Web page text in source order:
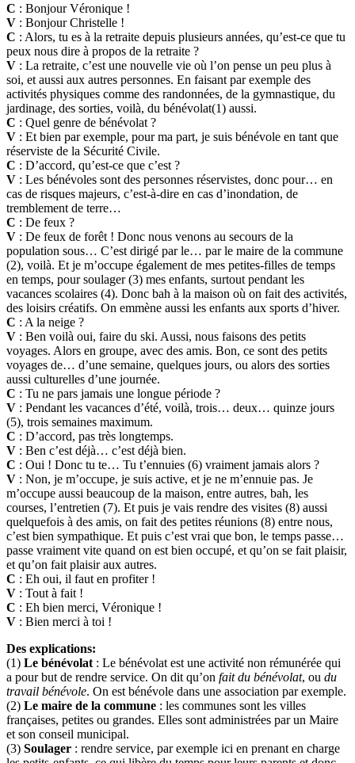
C : Bonjour Véronique !
V : Bonjour Christelle !
C : Alors, tu es à la retraite depuis plusieurs années, qu’est-ce que tu
peux nous dire à propos de la retraite ?
V : La retraite, c’est une nouvelle vie où l’on pense un peu plus à
soi, et aussi aux autres personnes. En faisant par exemple des
activités physiques comme des randonnées, de la gymnastique, du
jardinage, des sorties, voilà, du bénévolat(1) aussi.
C : Quel genre de bénévolat ?
V : Et bien par exemple, pour ma part, je suis bénévole en tant que
réserviste de la Sécurité Civile.
C : D’accord, qu’est-ce que c’est ?
V : Les bénévoles sont des personnes réservistes, donc pour… en
cas de risques majeurs, c’est-à-dire en cas d’inondation, de
tremblement de terre…
C : De feux ?
V : De feux de forêt ! Donc nous venons au secours de la
population sous… C’est dirigé par le… par le maire de la commune
(2), voilà. Et je m’occupe également de mes petites-filles de temps
en temps, pour soulager (3) mes enfants, surtout pendant les
vacances scolaires (4). Donc bah à la maison où on fait des activités,
des loisirs créatifs. On emmène aussi les enfants aux sports d’hiver.
C : A la neige ?
V : Ben voilà oui, faire du ski. Aussi, nous faisons des petits
voyages. Alors en groupe, avec des amis. Bon, ce sont des petits
voyages de… d’une semaine, quelques jours, ou alors des sorties
aussi culturelles d’une journée.
C : Tu ne pars jamais une longue période ?
V : Pendant les vacances d’été, voilà, trois… deux… quinze jours
(5), trois semaines maximum.
C : D’accord, pas très longtemps.
V : Ben c’est déjà… c’est déjà bien.
C : Oui ! Donc tu te… Tu t’ennuies (6) vraiment jamais alors ?
V : Non, je m’occupe, je suis active, et je ne m’ennuie pas. Je
m’occupe aussi beaucoup de la maison, entre autres, bah, les
courses, l’entretien (7). Et puis je vais rendre des visites (8) aussi
quelquefois à des amis, on fait des petites réunions (8) entre nous,
c’est bien sympathique. Et puis c’est vrai que bon, le temps passe…
passe vraiment vite quand on est bien occupé, et qu’on se fait plaisir,
et qu’on fait plaisir aux autres.
C : Eh oui, il faut en profiter !
V : Tout à fait !
C : Eh bien merci, Véronique !
V : Bien merci à toi !
Des explications:
(1) Le bénévolat : Le bénévolat est une activité non rémunérée qui
a pour but de rendre service. On dit qu’on fait du bénévolat, ou du
travail bénévole. On est bénévole dans une association par exemple.
(2) Le maire de la commune : les communes sont les villes
françaises, petites ou grandes. Elles sont administrées par un Maire
et son conseil municipal.
(3) Soulager : rendre service, par exemple ici en prenant en charge